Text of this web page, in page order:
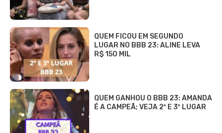
QUEM FICOU EM SEGUNDO
LUGAR NO BBB 23: ALINE LEVA
R$ 150 MIL
QUEM GANHOU O BBB 23: AMANDA
É A CAMPEÃ; VEJA 2º E 3º LUGAR